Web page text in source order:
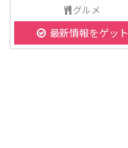
グルメ
最新情報をゲット